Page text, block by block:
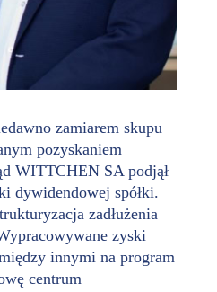
zamiarem skupu
pozyskaniem
WITTCHEN SA podjął
dywidendowej spółki.
zadłużenia
zyski
innymi na program
centrum